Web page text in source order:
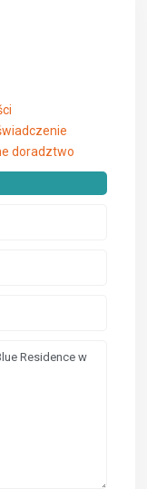
doradztwo